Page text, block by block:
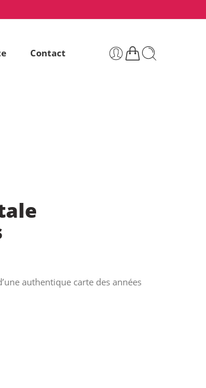
Contact
authentique carte des années